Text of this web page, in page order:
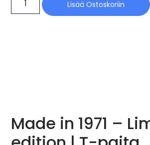
Lisää Ostoskoriin
Made in 1971 –